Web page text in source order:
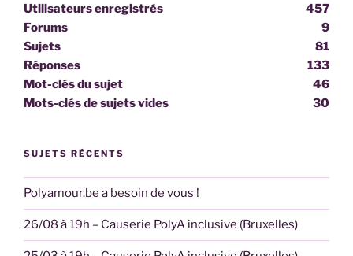
Utilisateurs enregistrés
457
Forums
9
Sujets
81
Réponses
133
Mot-clés du sujet
46
Mots-clés de sujets vides
30
SUJETS RÉCENTS
Polyamour.be a besoin de vous !
26/08 à 19h – Causerie PolyA inclusive (Bruxelles)